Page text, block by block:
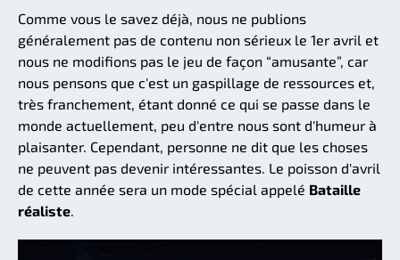
Comme vous le savez déjà, nous ne publions
généralement pas de contenu non sérieux le 1er avril et
nous ne modifions pas le jeu de façon “amusante”, car
nous pensons que c'est un gaspillage de ressources et,
très franchement, étant donné ce qui se passe dans le
monde actuellement, peu d'entre nous sont d'humeur à
plaisanter. Cependant, personne ne dit que les choses
ne peuvent pas devenir intéressantes. Le poisson d'avril
de cette année sera un mode spécial appelé Bataille
réaliste.